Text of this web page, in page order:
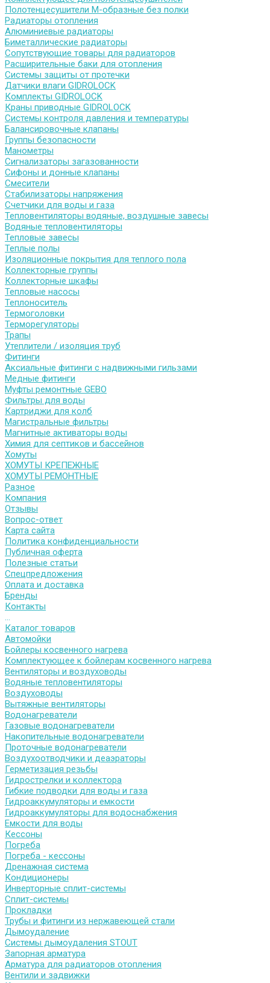
Полотенцесушители М-образные без полки
Радиаторы отопления
Алюминиевые радиаторы
Биметаллические радиаторы
Сопутствующие товары для радиаторов
Расширительные баки для отопления
Системы защиты от протечки
Датчики влаги GIDROLOCK
Комплекты GIDROLOCK
Краны приводные GIDROLOCK
Системы контроля давления и температуры
Балансировочные клапаны
Группы безопасности
Манометры
Сигнализаторы загазованности
Сифоны и донные клапаны
Смесители
Стабилизаторы напряжения
Счетчики для воды и газа
Тепловентиляторы водяные, воздушные завесы
Водяные тепловентиляторы
Тепловые завесы
Теплые полы
Изоляционные покрытия для теплого пола
Коллекторные группы
Коллекторные шкафы
Тепловые насосы
Теплоноситель
Термоголовки
Терморегуляторы
Трапы
Утеплители / изоляция труб
Фитинги
Аксиальные фитинги с надвижными гильзами
Медные фитинги
Муфты ремонтные GEBO
Фильтры для воды
Картриджи для колб
Магистральные фильтры
Магнитные активаторы воды
Химия для септиков и бассейнов
Хомуты
ХОМУТЫ КРЕПЕЖНЫЕ
ХОМУТЫ РЕМОНТНЫЕ
Разное
Компания
Отзывы
Вопрос-ответ
Карта сайта
Политика конфиденциальности
Публичная оферта
Полезные статьи
Спецпредложения
Оплата и доставка
Бренды
Контакты
...
Каталог товаров
Автомойки
Бойлеры косвенного нагрева
Комплектующее к бойлерам косвенного нагрева
Вентиляторы и воздуховоды
Водяные тепловентиляторы
Воздуховоды
Вытяжные вентиляторы
Водонагреватели
Газовые водонагреватели
Накопительные водонагреватели
Проточные водонагреватели
Воздухоотводчики и деаэраторы
Герметизация резьбы
Гидрострелки и коллектора
Гибкие подводки для воды и газа
Гидроаккумуляторы и емкости
Гидроаккумуляторы для водоснабжения
Емкости для воды
Кессоны
Погреба
Погреба - кессоны
Дренажная система
Кондиционеры
Инверторные сплит-системы
Сплит-системы
Прокладки
Трубы и фитинги из нержавеющей стали
Дымоудаление
Системы дымоудаления STOUT
Запорная арматура
Арматура для радиаторов отопления
Вентили и задвижки